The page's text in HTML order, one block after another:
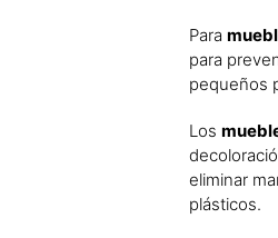
Para
para
pequeños
Los
eliminar
plásticos.